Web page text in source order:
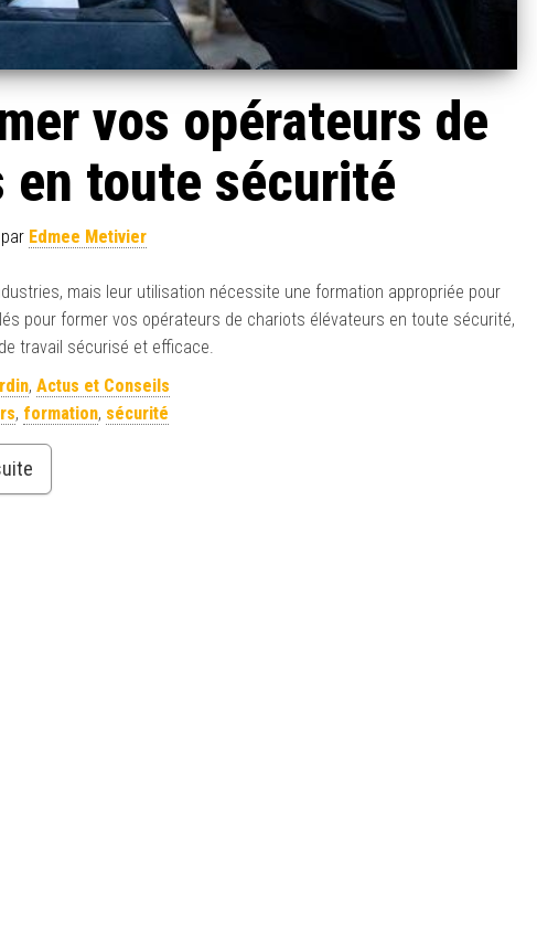
vos opérateurs de
toute sécurité
Edmee Metivier
mais leur utilisation nécessite une formation appropriée pour
pour former vos opérateurs de chariots élévateurs en toute sécurité,
travail sécurisé et efficace.
, Actus et Conseils
, formation, sécurité